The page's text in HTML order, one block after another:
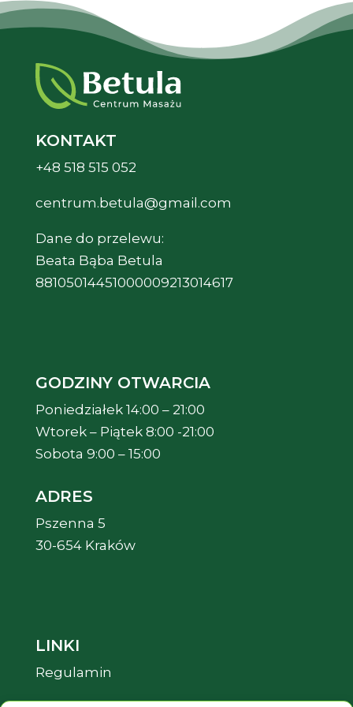
KONTAKT
+48 518 515 052
centrum.betula@gmail.com
Dane do przelewu:
Beata Bąba Betula
88105014451000009213014617
GODZINY OTWARCIA
Poniedziałek 14:00 – 21:00
Wtorek – Piątek 8:00 -21:00
Sobota 9:00 – 15:00
ADRES
Pszenna 5
30-654 Kraków
LINKI
Regulamin